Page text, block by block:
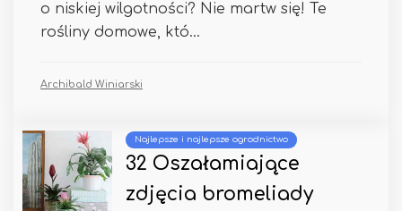
o niskiej wilgotności? Nie martw się! Te
rośliny domowe, któ...
Archibald Winiarski
Najlepsze i najlepsze ogrodnictwo
32 Oszałamiające
zdjęcia bromeliady